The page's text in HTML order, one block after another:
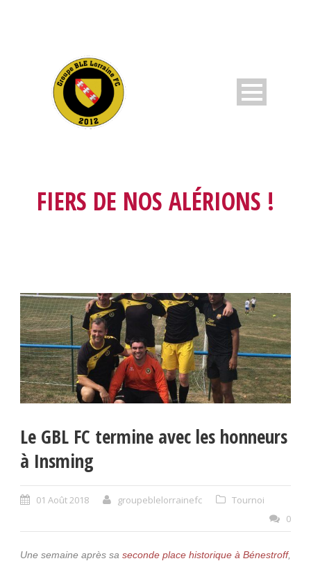
FIERS DE NOS ALÉRIONS !
Le GBL FC termine avec les honneurs
à Insming
01 Août 2018 groupeblelorrainefc
Tournoi
0
Une semaine après sa seconde place historique à Bénestroff,